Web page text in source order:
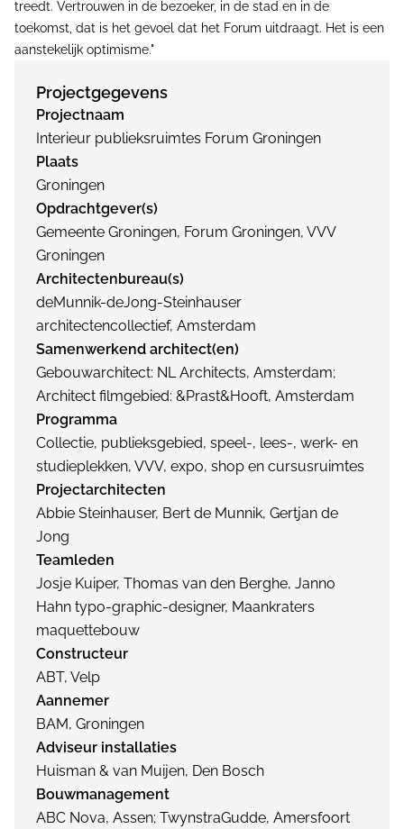
treedt. Vertrouwen in de bezoeker, in de stad en in de
toekomst, dat is het gevoel dat het Forum uitdraagt. Het is een
aanstekelijk optimisme."
Projectgegevens
Projectnaam
Interieur publieksruimtes Forum Groningen
Plaats
Groningen
Opdrachtgever(s)
Gemeente Groningen, Forum Groningen, VVV
Groningen
Architectenbureau(s)
deMunnik-deJong-Steinhauser
architectencollectief, Amsterdam
Samenwerkend architect(en)
Gebouwarchitect: NL Architects, Amsterdam;
Architect filmgebied: &Prast&Hooft, Amsterdam
Programma
Collectie, publieksgebied, speel-, lees-, werk- en
studieplekken, VVV, expo, shop en cursusruimtes
Projectarchitecten
Abbie Steinhauser, Bert de Munnik, Gertjan de
Jong
Teamleden
Josje Kuiper, Thomas van den Berghe, Janno
Hahn typo-graphic-designer, Maankraters
maquettebouw
Constructeur
ABT, Velp
Aannemer
BAM, Groningen
Adviseur installaties
Huisman & van Muijen, Den Bosch
Bouwmanagement
ABC Nova, Assen; TwynstraGudde, Amersfoort